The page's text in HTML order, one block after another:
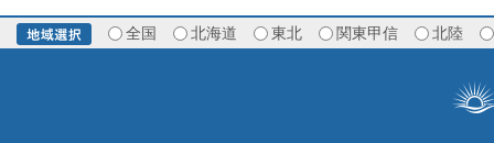
全国 北海道 東北 関東甲信 北陸